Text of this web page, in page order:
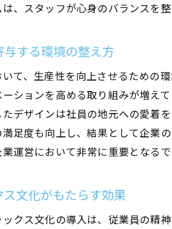
、スタッフが心身のバランスを
する環境の整え方
て、生産性を向上させるための
ションを高める取り組みが増え
デザインは社員の地元への愛着
足度も向上し、結果として企業
運営において非常に重要となるで
文化がもたらす効果
クス文化の導入は、従業員の精